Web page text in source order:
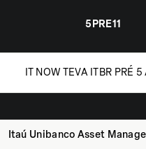
5PRE11
IT NOW TEVA ITBR PRÉ
Itaú Unibanco Asset